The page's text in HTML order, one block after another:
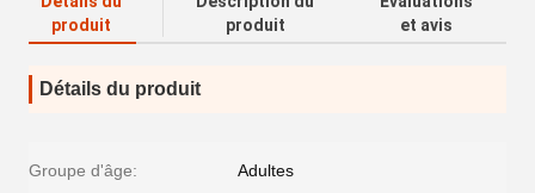
produit
produit
et avis
Détails du produit
Groupe d'âge: Adultes